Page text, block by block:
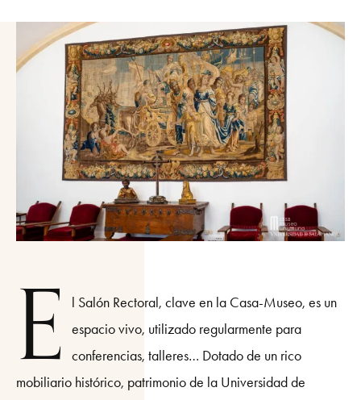
E
l Salón Rectoral, clave en la Casa-Museo, es un
espacio vivo, utilizado regularmente para
conferencias, talleres… Dotado de un rico
mobiliario histórico, patrimonio de la Universidad de